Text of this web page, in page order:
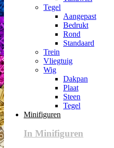
Tegel
Aangepast
Bedrukt
Rond
Standaard
Trein
Vliegtuig
Wig
Dakpan
Plaat
Steen
Tegel
Minifiguren
In Minifiguren